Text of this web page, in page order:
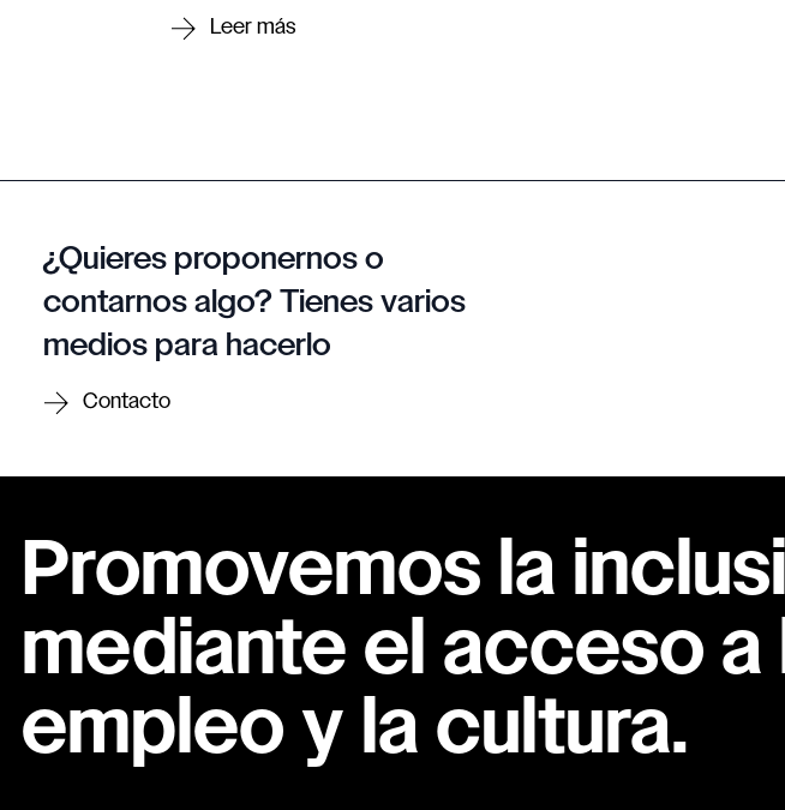
¿Quieres proponernos o
contarnos algo? Tienes varios
medios para hacerlo
Contacto
Promovemos la
mediante el acceso a
empleo y la cultura.